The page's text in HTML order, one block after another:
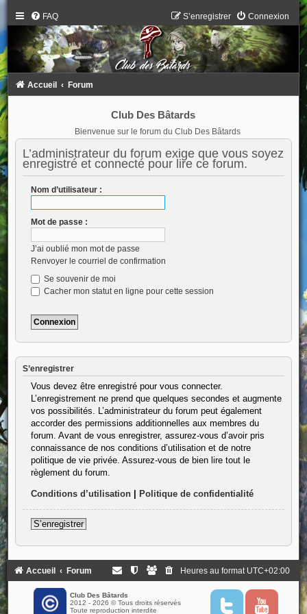
FAQ Connexion
S’enregistrer
Accueil Forum
Club Des Bâtards
Bienvenue sur le forum du Club Des Bâtards
L’administrateur du forum exige que vous soyez
enregistré et connecté pour lire ce forum.
Nom d’utilisateur :
Mot de passe :
J’ai oublié mon mot de passe
Renvoyer le courriel de confirmation
Se souvenir de moi
Cacher mon statut en ligne pour cette session
S’enregistrer
Vous devez être enregistré pour vous connecter.
L’enregistrement ne prend que quelques secondes et augmente
vos possibilités. L’administrateur du forum peut également
accorder des permissions additionnelles aux membres du
forum. Avant de vous enregistrer, assurez-vous d’avoir pris
connaissance de nos conditions d’utilisation et de notre
politique de vie privée. Assurez-vous de bien lire tout le
règlement du forum.
Conditions d’utilisation| Politique de confidentialité
S’enregistrer
Accueil Forum Heures au format UTC+02:00
Club Des Bâtards
2012 - 2026 © Tous droits réservés
Toute reproduction interdite
T
Y